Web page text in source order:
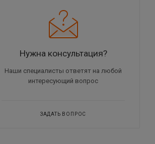
Нужна консультация?
Наши специалисты ответят на любой
интересующий вопрос
ЗАДАТЬ ВОПРОС